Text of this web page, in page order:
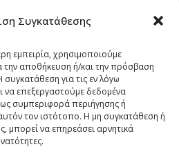
Συγκατάθεσης
εμπειρία, χρησιμοποιούμε
την αποθήκευση ή/και την πρόσβαση
για τις εν λόγω
να επεξεργαστούμε δεδομένα
συμπεριφορά περιήγησης ή
τον ιστότοπο. Η μη συγκατάθεση ή
μπορεί να επηρεάσει αρνητικά
Πάρος 84400
847 00